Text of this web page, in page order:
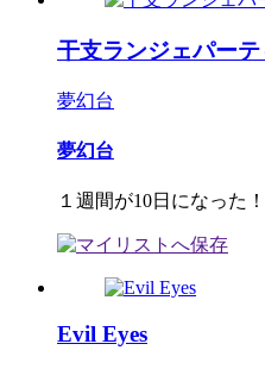
干支ランジェパーテ
夢幻台
夢幻台
１週間が10日になった
Evil Eyes